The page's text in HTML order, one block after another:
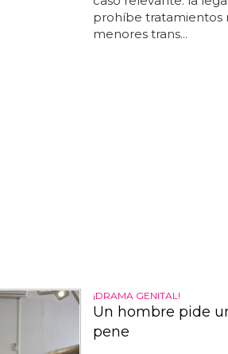
prohíbe tratamientos
menores trans...
¡DRAMA GENITAL!
Un hombre pide
pene